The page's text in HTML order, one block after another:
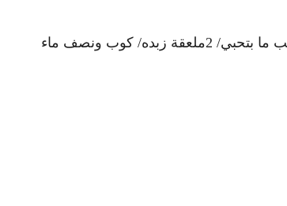
ازا مافي عسل بتحطي 3 كاكاو / حليب بودره 3 ملاعق كبار /وسكر حسب ما بتحبي/ 2ملعقة زبده/ كوب ونصف ماء